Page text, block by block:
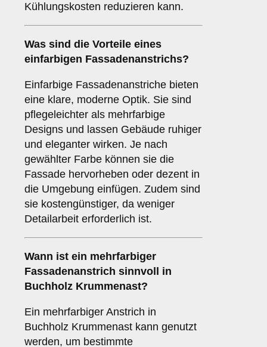
Kühlungskosten reduzieren kann.
Was sind die Vorteile eines
einfarbigen Fassadenanstrichs?
Einfarbige Fassadenanstriche bieten
eine klare, moderne Optik. Sie sind
pflegeleichter als mehrfarbige
Designs und lassen Gebäude ruhiger
und eleganter wirken. Je nach
gewählter Farbe können sie die
Fassade hervorheben oder dezent in
die Umgebung einfügen. Zudem sind
sie kostengünstiger, da weniger
Detailarbeit erforderlich ist.
Wann ist ein mehrfarbiger
Fassadenanstrich sinnvoll in
Buchholz Krummenast?
Ein mehrfarbiger Anstrich in
Buchholz Krummenast kann genutzt
werden, um bestimmte